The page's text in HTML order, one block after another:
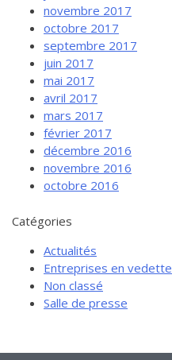
novembre 2017
octobre 2017
septembre 2017
juin 2017
mai 2017
avril 2017
mars 2017
février 2017
décembre 2016
novembre 2016
octobre 2016
Catégories
Actualités
Entreprises en vedette
Non classé
Salle de presse